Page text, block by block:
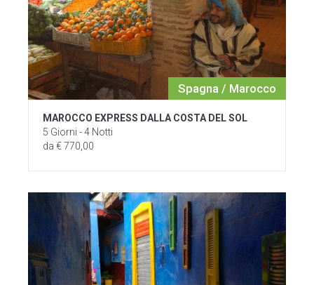
Spagna / Marocco
MAROCCO EXPRESS DALLA COSTA DEL SOL
5 Giorni - 4 Notti
da € 770,00